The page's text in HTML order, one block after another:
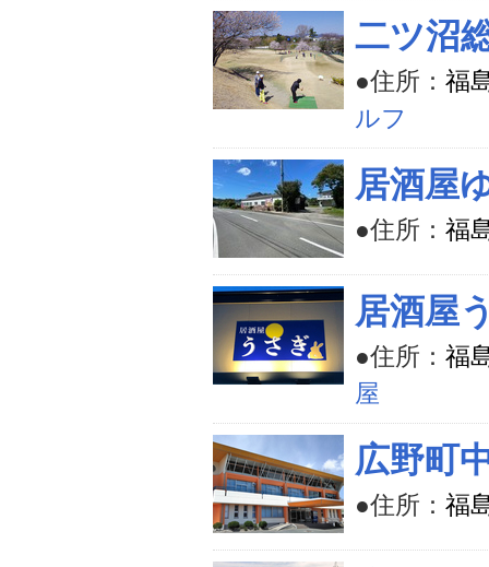
二ツ沼
●住所： 福
ルフ
居酒屋
●住所： 福
居酒屋
●住所： 福
屋
広野町
●住所： 福